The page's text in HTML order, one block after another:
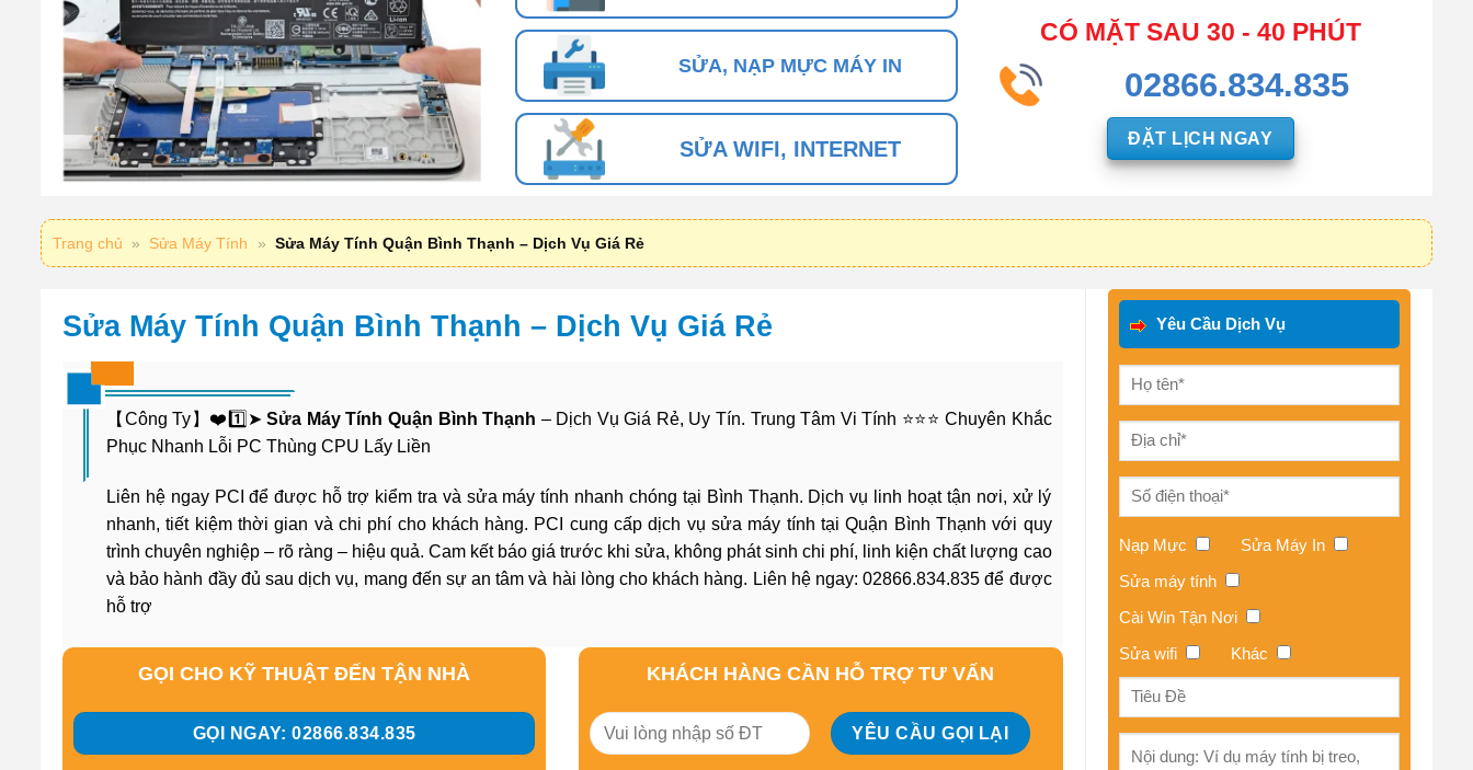
SỬA, NẠP MỰC MÁY IN
SỬA WIFI, INTERNET
CÓ MẶT SAU 30 - 40 PHÚT
02866.834.835
ĐẶT LỊCH NGAY
Trang chủ » Sửa Máy Tính » Sửa Máy Tính Quận Bình Thạnh – Dịch Vụ Giá Rẻ
Sửa Máy Tính Quận Bình Thạnh – Dịch Vụ Giá Rẻ
【Công Ty】❤️1️⃣➤Sửa Máy Tính Quận Bình Thạnh – Dịch Vụ Giá Rẻ, Uy Tín. Trung Tâm Vi Tính ⭐⭐⭐ Chuyên Khắc
Phục Nhanh Lỗi PC Thùng CPU Lấy Liền
Liên hệ ngay PCI để được hỗ trợ kiểm tra và sửa máy tính nhanh chóng tại Bình Thạnh. Dịch vụ linh hoạt tận nơi, xử lý
nhanh, tiết kiệm thời gian và chi phí cho khách hàng. PCI cung cấp dịch vụ sửa máy tính tại Quận Bình Thạnh với quy
trình chuyên nghiệp – rõ ràng – hiệu quả. Cam kết báo giá trước khi sửa, không phát sinh chi phí, linh kiện chất lượng cao
và bảo hành đầy đủ sau dịch vụ, mang đến sự an tâm và hài lòng cho khách hàng. Liên hệ ngay: 02866.834.835 để được
hỗ trợ
GỌI CHO KỸ THUẬT ĐẾN TẬN NHÀ
GỌI NGAY: 02866.834.835
KHÁCH HÀNG CẦN HỖ TRỢ TƯ VẤN
Yêu Cầu Dịch Vụ
Nạp Mực
Sửa Máy In
Sửa máy tính
Cài Win Tận Nơi
Sửa wifi
Khác